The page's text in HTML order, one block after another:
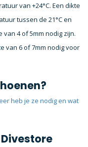
van +24°C. Een dikte
tussen de 21°C en
van 4 of 5mm nodig zijn.
van 6 of 7mm nodig voor
heb je ze nodig en wat